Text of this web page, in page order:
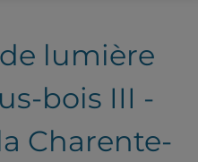
lumière
bois III -
Charente-